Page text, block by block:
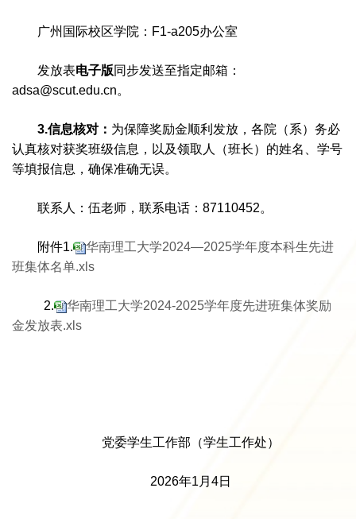
广州国际校区学院：F1-a205办公室
发放表电子版同步发送至指定邮箱：
adsa@scut.edu.cn。
3.信息核对： 为保障奖励金顺利发放，各院（系）务必
认真核对获奖班级信息，以及领取人（班长）的姓名、学号
等填报信息，确保准确无误。
联系人：伍老师，联系电话：87110452。
附件1.
华南理工大学2024—2025学年度本科生先进
班集体名单.xls
2.
华南理工大学2024-2025学年度先进班集体奖励
金发放表.xls
党委学生工作部（学生工作处）
2026年1月4日